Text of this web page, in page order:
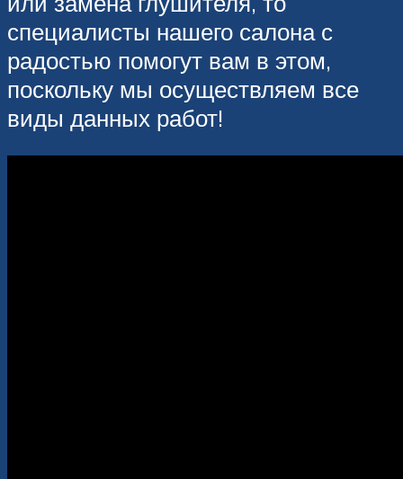
специалисты нашего салона с
радостью помогут вам в этом,
поскольку мы осуществляем все
виды данных работ!